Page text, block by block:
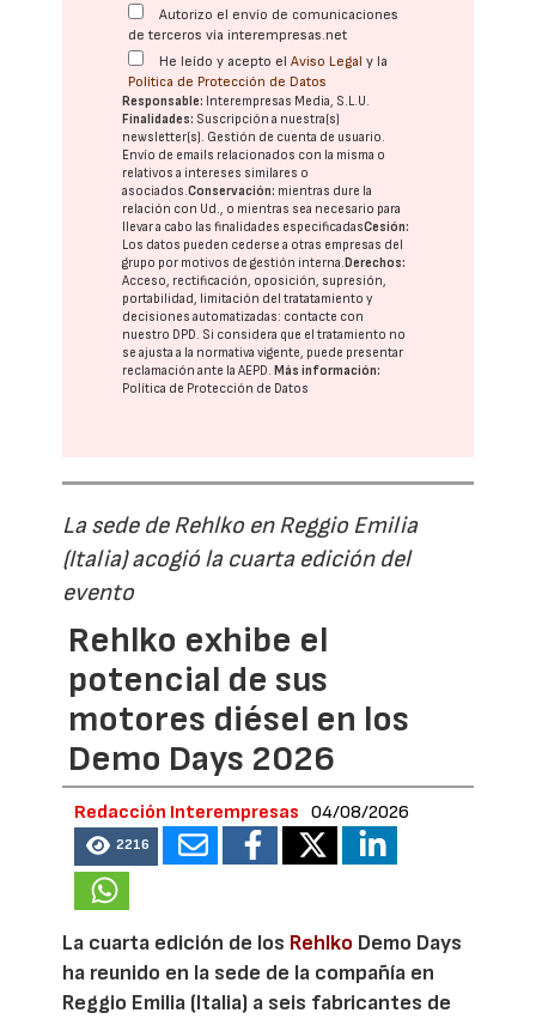
Autorizo el envío de comunicaciones
de terceros vía interempresas.net
He leído y acepto elAviso Legal y la
Política de Protección de Datos
Responsable: Interempresas Media, S.L.U.
Finalidades: Suscripción a nuestra(s)
newsletter(s). Gestión de cuenta de usuario.
Envío de emails relacionados con la misma o
relativos a intereses similares o
asociados.Conservación: mientras dure la
relación con Ud., o mientras sea necesario para
llevar a cabo las finalidades especificadasCesión:
Los datos pueden cederse a otras empresas del
grupo por motivos de gestión interna. Derechos:
Acceso, rectificación, oposición, supresión,
portabilidad, limitación del tratatamiento y
decisiones automatizadas: contacte con
nuestro DPD. Si considera que el tratamiento no
se ajusta a la normativa vigente, puede presentar
reclamación ante laAEPD. Más información:
Política de Protección de Datos
La sede de Rehlko en Reggio Emilia
(Italia) acogió la cuarta edición del
evento
Rehlko exhibe el
potencial de sus
motores diésel en los
Demo Days 2026
Redacción Interempresas 04/08/2026
2216
La cuarta edición de los Rehlko Demo Days
ha reunido en la sede de la compañía en
Reggio Emilia (Italia) a seis fabricantes de